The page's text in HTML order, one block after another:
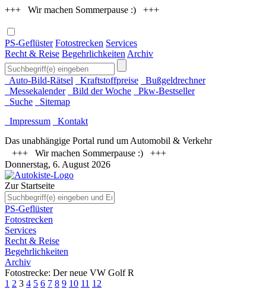
+++ Wir machen Sommerpause :) +++
PS-Geflüster Fotostrecken Services
Recht & Reise Begehrlichkeiten Archiv
Auto-Bild-Rätsel Kraftstoffpreise
Bußgeldrechner
Messekalender
Bild der Woche
Pkw-Bestseller
Suche
Sitemap
Impressum
Kontakt
Das unabhängige Portal rund um Automobil & Verkehr
+++ Wir machen Sommerpause :) +++
Donnerstag, 6. August 2026
Zur Startseite
PS-Geflüster
Fotostrecken
Services
Recht & Reise
Begehrlichkeiten
Archiv
Fotostrecke: Der neue VW Golf R
1 2 3 4 5 6 7 8 9 10 11 12